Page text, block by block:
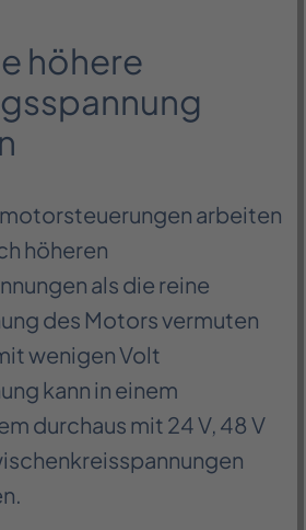
höhere
arbeiten
höheren
als die reine
des Motors vermuten
wenigen Volt
kann in einem
durchaus mit 24 V, 48 V